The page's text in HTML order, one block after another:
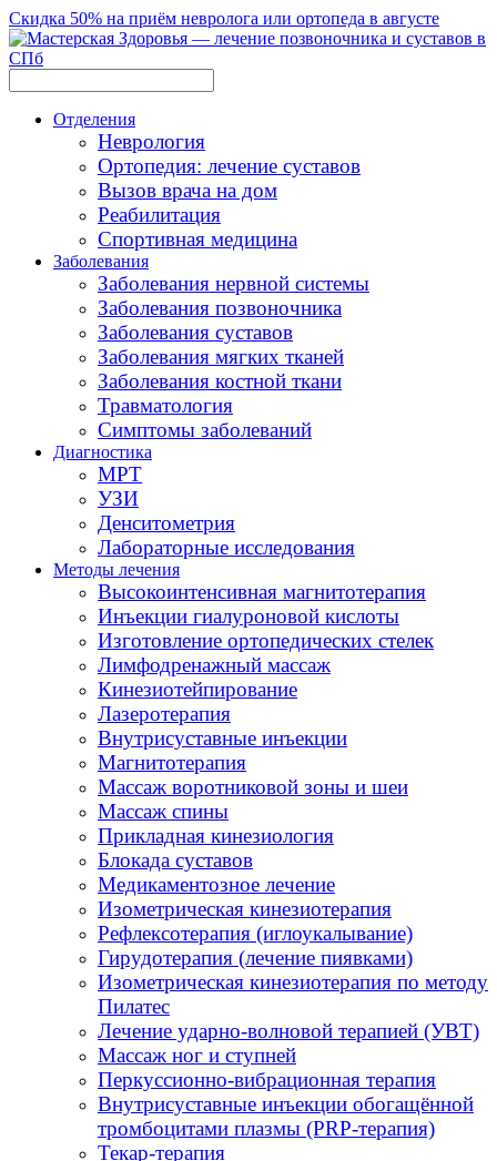
Скидка 50% на приём невролога или ортопеда в августе
Отделения
Неврология
Ортопедия: лечение суставов
Вызов врача на дом
Реабилитация
Спортивная медицина
Заболевания
Заболевания нервной системы
Заболевания позвоночника
Заболевания суставов
Заболевания мягких тканей
Заболевания костной ткани
Травматология
Симптомы заболеваний
Диагностика
МРТ
УЗИ
Денситометрия
Лабораторные исследования
Методы лечения
Высокоинтенсивная магнитотерапия
Инъекции гиалуроновой кислоты
Изготовление ортопедических стелек
Лимфодренажный массаж
Кинезиотейпирование
Лазеротерапия
Внутрисуставные инъекции
Магнитотерапия
Массаж воротниковой зоны и шеи
Массаж спины
Прикладная кинезиология
Блокада суставов
Медикаментозное лечение
Изометрическая кинезиотерапия
Рефлексотерапия (иглоукалывание)
Гирудотерапия (лечение пиявками)
Изометрическая кинезиотерапия по методу
Пилатес
Лечение ударно-волновой терапией (УВТ)
Массаж ног и ступней
Перкуссионно-вибрационная терапия
Внутрисуставные инъекции обогащённой
тромбоцитами плазмы (PRP-терапия)
Текар-терапия